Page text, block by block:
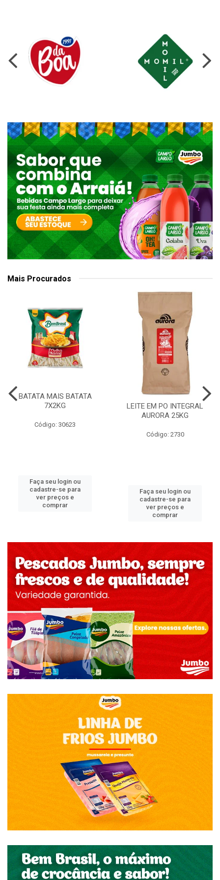
Mais Procurados
BATATA MAIS BATATA
7X2KG
Código: 30623
Faça seu login ou
cadastre-se para
ver preços e
comprar
LEITE EM PO INTEGRAL
AURORA 25KG
Código: 2730
Faça seu login ou
cadastre-se para
ver preços e
comprar